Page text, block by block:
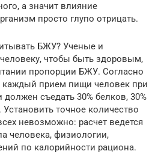
а значит влияние
просто глупо отрицать.
БЖУ? Ученые и
чтобы быть здоровым,
пропорции БЖУ. Согласно
каждый прием пищи человек при
съедать 30% белков, 30%
точное количество
невозможно: расчет ведется
человека, физиологии,
по калорийности рациона.